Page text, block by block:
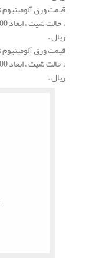
ریال .
ریال .